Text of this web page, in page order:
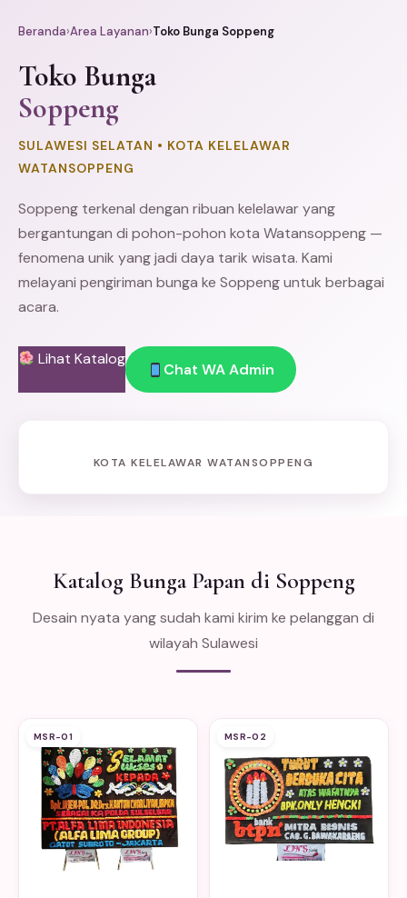
Beranda›Area Layanan›Toko Bunga Soppeng
Toko Bunga
Soppeng
SULAWESI SELATAN • KOTA KELELAWAR
WATANSOPPENG
Soppeng terkenal dengan ribuan kelelawar yang
bergantungan di pohon-pohon kota Watansoppeng —
fenomena unik yang jadi daya tarik wisata. Kami
melayani pengiriman bunga ke Soppeng untuk berbagai
acara.
Lihat Katalog
Chat WA Admin
KOTA KELELAWAR WATANSOPPENG
Katalog Bunga Papan di Soppeng
Desain nyata yang sudah kami kirim ke pelanggan di
wilayah Sulawesi
MSR-01 MSR-02